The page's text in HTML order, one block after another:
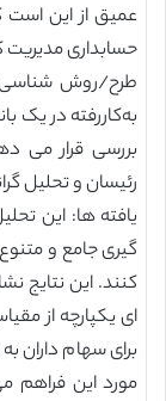
عمیق از این است
حسابداری
طرح/روش
به‌کاررفته در یک
بررسی قرار می
رئیسان و تحلیل
یافته ها: این
گیری جامع و
کنند. این نتایج
ای یکپارچه از
برای سهام داران
مورد این فراهم